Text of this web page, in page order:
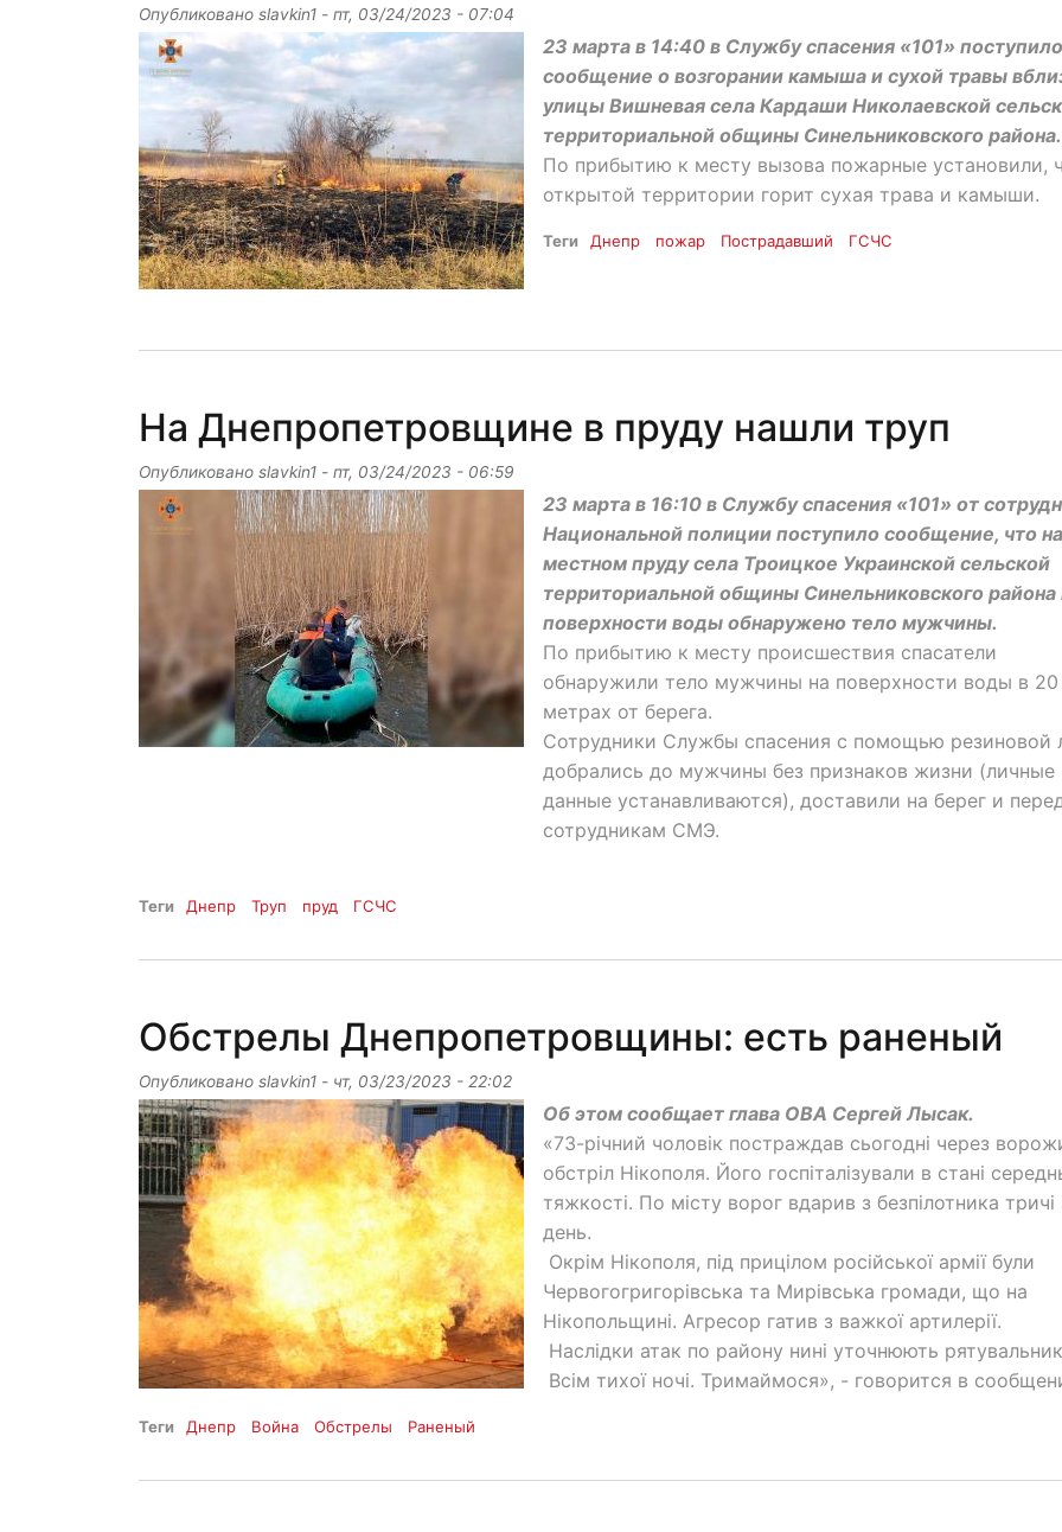
Опубликовано slavkin1 - пт, 03/24/2023 - 07:04
23 марта в 14:40 в Службу спасения «101» поступило
сообщение о возгорании камыша и сухой травы
улицы Вишневая села Кардаши Николаевской
территориальной общины Синельниковского района.
По прибытию к месту вызова пожарные установили,
открытой территории горит сухая трава и камыши.
Теги Днепр пожар Пострадавший ГСЧС
На Днепропетровщине в пруду нашли труп
Опубликовано slavkin1 - пт, 03/24/2023 - 06:59
23 марта в 16:10 в Службу спасения «101» от
Национальной полиции поступило сообщение, что на
местном пруду села Троицкое Украинской сельской
территориальной общины Синельниковского района
поверхности воды обнаружено тело мужчины.
По прибытию к месту происшествия спасатели
обнаружили тело мужчины на поверхности воды в 20
метрах от берега.
Сотрудники Службы спасения с помощью резиновой
добрались до мужчины без признаков жизни (личные
данные устанавливаются), доставили на берег и
сотрудникам СМЭ.
Теги Днепр Труп пруд ГСЧС
Обстрелы Днепропетровщины: есть раненый
Опубликовано slavkin1 - чт, 03/23/2023 - 22:02
Об этом сообщает глава ОВА Сергей Лысак.
«73-річний чоловік постраждав сьогодні через
обстріл Нікополя. Його госпіталізували в стані
тяжкості. По місту ворог вдарив з безпілотника тричі
день.
Окрім Нікополя, під прицілом російської армії були
Червогогригорівська та Мирівська громади, що на
Нікопольщині. Агресор гатив з важкої артилерії.
Наслідки атак по району нині уточнюють
Всім тихої ночі. Тримаймося», - говорится в
Теги Днепр Война Обстрелы Раненый